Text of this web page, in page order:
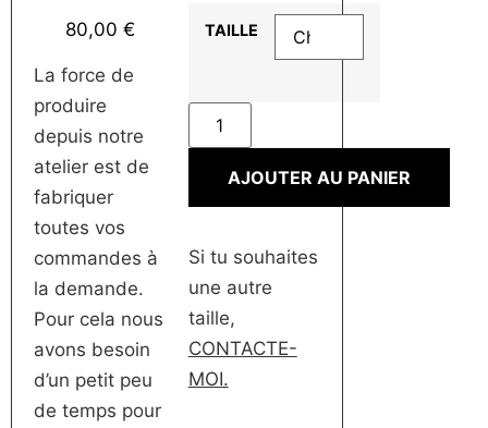
80,00 €
La force de
produire
depuis notre
atelier est de
fabriquer
toutes vos
commandes à
la demande.
Pour cela nous
avons besoin
d’un petit peu
de temps pour
TAILLE
AJOUTER AU PANIER
Si tu souhaites
une autre
taille,
CONTACTE-
MOI.